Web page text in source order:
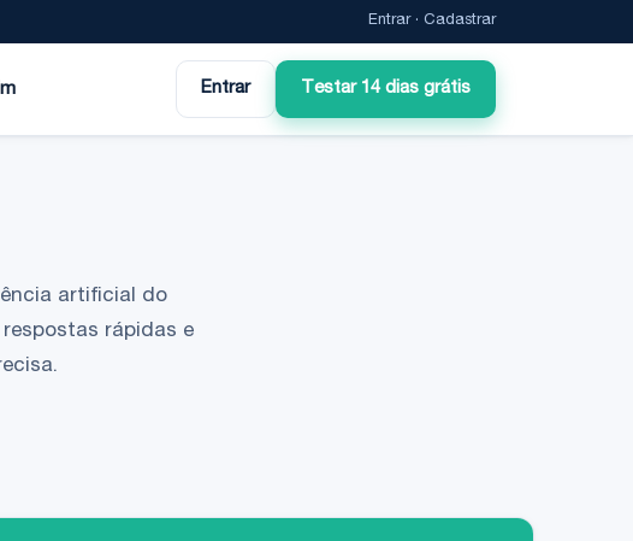
Entrar· Cadastrar
Entrar Testar 14 dias grátis
artificial do
rápidas e